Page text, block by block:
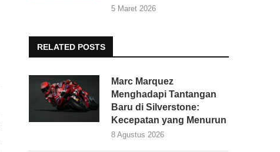
5 Maret 2026
RELATED POSTS
Marc Marquez
Menghadapi Tantangan
Baru di Silverstone:
Kecepatan yang Menurun
8 Agustus 2026